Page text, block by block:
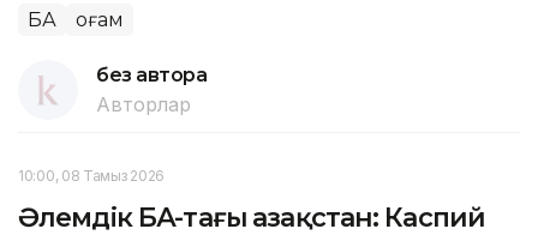
БАҚ Қоғам
без автора
Авторлар
10:00, 08 Тамыз 2026
Әлемдік БАҚ-тағы Қазақстан: Каспий